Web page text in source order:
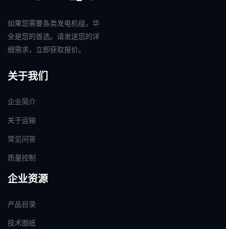
如果您需要各类发电机组，华
全是您的首选。请发送您的详
细需求，立即获取报价。
关于我们
企业简介
关于运输
常见问答
质量控制
企业资源
产品目录
技术图纸